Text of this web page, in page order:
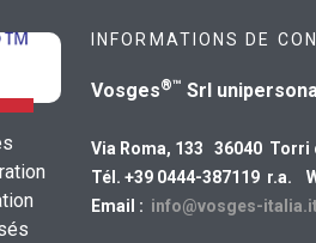
INFORMATIONS DE
Vosges®™ Srl
Via Roma, 133 36040
Tél. +39 0444-387119 r.a.
Email : info@vosges-italia.it